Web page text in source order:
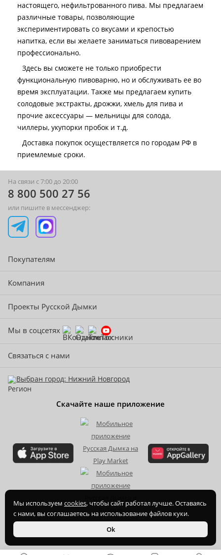
настоящего, нефильтрованного пива. Мы предлагаем
различные товары, позволяющие
экспериментировать со вкусами и крепостью
напитка, если вы желаете заниматься пивоварением
профессионально.
Здесь вы сможете не только приобрести
функциональную пивоварню, но и обслуживать ее во
время эксплуатации. Также мы предлагаем купить
солодовые экстракты, дрожжи, хмель для пива и
прочие аксессуары — мельницы для солода,
чиллеры, укупорки пробок и т.д.
Доставка покупок осуществляется по городам РФ в
приемлемые сроки.
Мы используем cookies, чтобы сайт работал лучше. Оставаясь
с нами, вы соглашаетесь на использование файлов куки.
Ok
На связи с 7:00 до 20:00
8 800 500 27 56
или пишите в мессенджер:
Покупателям
Компания
Проекты Русской Дымки
Мы в соцсетях
Связаться с нами
Выбран город: Нижний Новгород
Скачайте наше приложение
2015-
© ООО Торгово-производственная компания Ханхи,
ОГРН 1164350070720